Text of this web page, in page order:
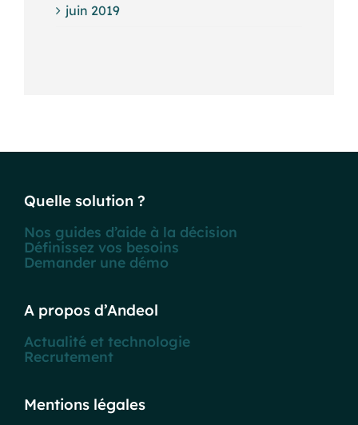
juin 2019
Quelle solution ?
Nos guides d’aide à la décision
Définissez vos besoins
Demander une démo
A propos d’Andeol
Actualité et technologie
Recrutement
Mentions légales